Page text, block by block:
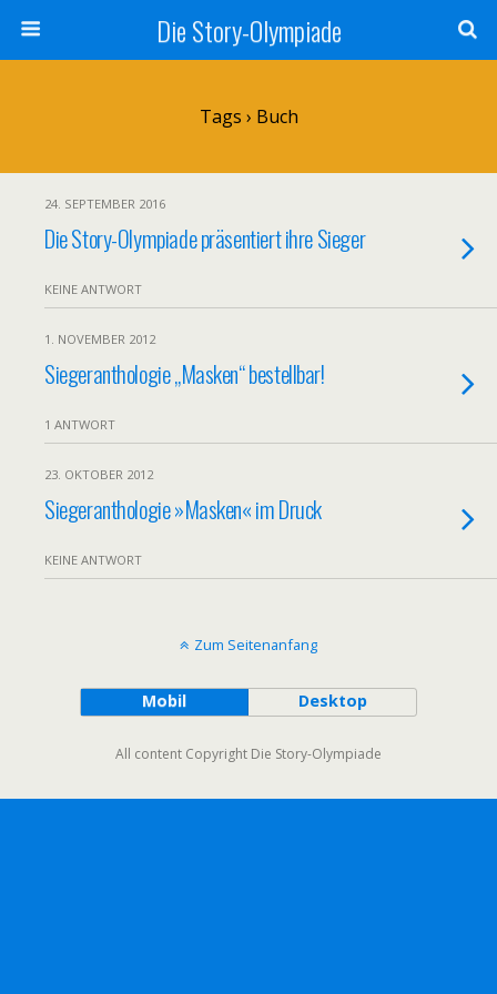
Die Story-Olympiade
Tags › Buch
24. SEPTEMBER 2016
Die Story-Olympiade präsentiert ihre Sieger
KEINE ANTWORT
1. NOVEMBER 2012
Siegeranthologie „Masken“ bestellbar!
1 ANTWORT
23. OKTOBER 2012
Siegeranthologie »Masken« im Druck
KEINE ANTWORT
Zum Seitenanfang
Mobil Desktop
All content Copyright Die Story-Olympiade